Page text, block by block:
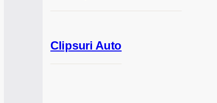
Clipsuri Auto